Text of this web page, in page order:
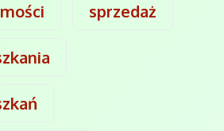
sprzedaż